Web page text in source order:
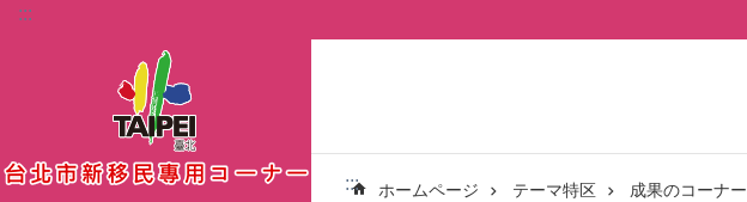
メインコンテンツブロックにスキップ
:::
::: ホームページ テーマ特区 成果のコーナー